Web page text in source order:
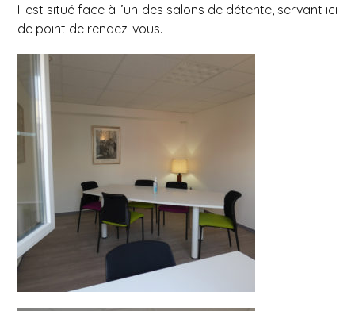
Il est situé face à l’un des salons de détente, servant ici
de point de rendez-vous.